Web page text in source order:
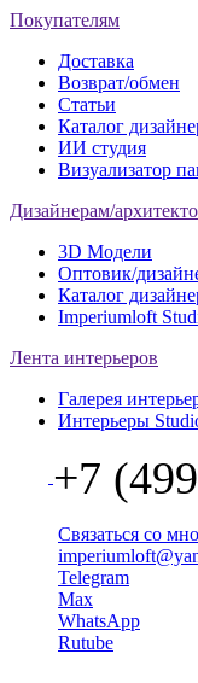
Покупателям
Доставка
Возврат/обмен
Статьи
Каталог
ИИ студия
Визуализатор
Дизайнерам/
3D Модели
Оптовик/
Каталог
Imperiumloft
Лента интерьеров
Галерея
Интерьеры
+7
Связаться со
Telegram
Max
WhatsApp
Rutube